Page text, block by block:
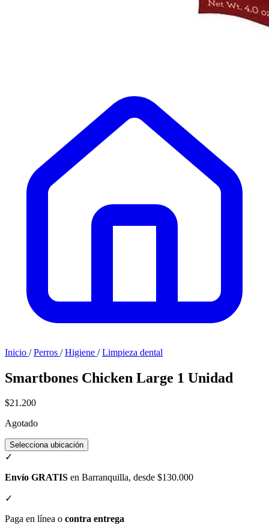
Inicio / Perros / Higiene / Limpieza dental
Smartbones Chicken Large 1 Unidad
$21.200
Agotado
Selecciona ubicación
✓
Envío GRATIS en Barranquilla, desde $130.000
✓
Paga en línea o contra entrega